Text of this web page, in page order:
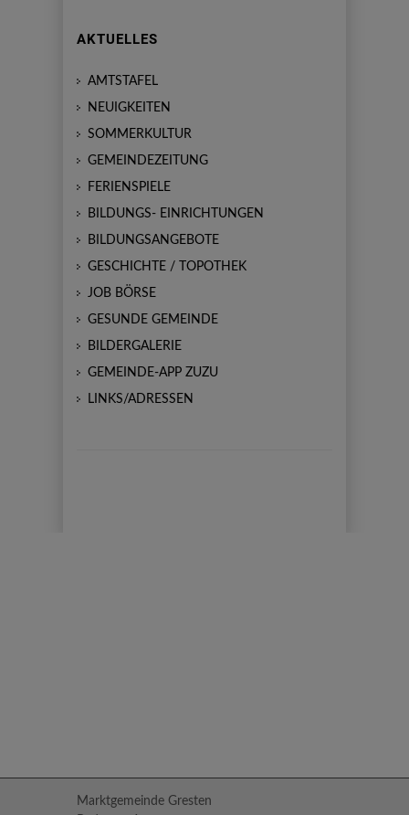
AKTUELLES
AMTSTAFEL
NEUIGKEITEN
SOMMERKULTUR
GEMEINDEZEITUNG
FERIENSPIELE
BILDUNGS- EINRICHTUNGEN
BILDUNGSANGEBOTE
GESCHICHTE / TOPOTHEK
JOB BÖRSE
GESUNDE GEMEINDE
BILDERGALERIE
GEMEINDE-APP ZUZU
LINKS/ADRESSEN
Marktgemeinde Gresten